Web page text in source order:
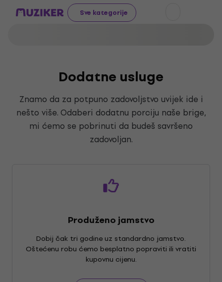
Sve kategorije
Dodatne usluge
Znamo da za potpuno zadovoljstvo uvijek ide i
nešto više. Odaberi dodatnu porciju naše brige,
mi ćemo se pobrinuti da budeš savršeno
zadovoljan.
Produženo jamstvo
Dobij čak tri godine uz standardno jamstvo.
Oštećenu robu ćemo besplatno popraviti ili vratiti
kupovnu cijenu.